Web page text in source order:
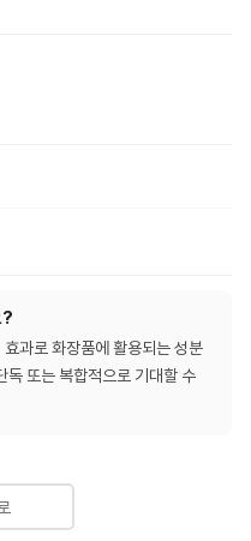
과로 화장품에 활용되는 성분
독 또는 복합적으로 기대할 수